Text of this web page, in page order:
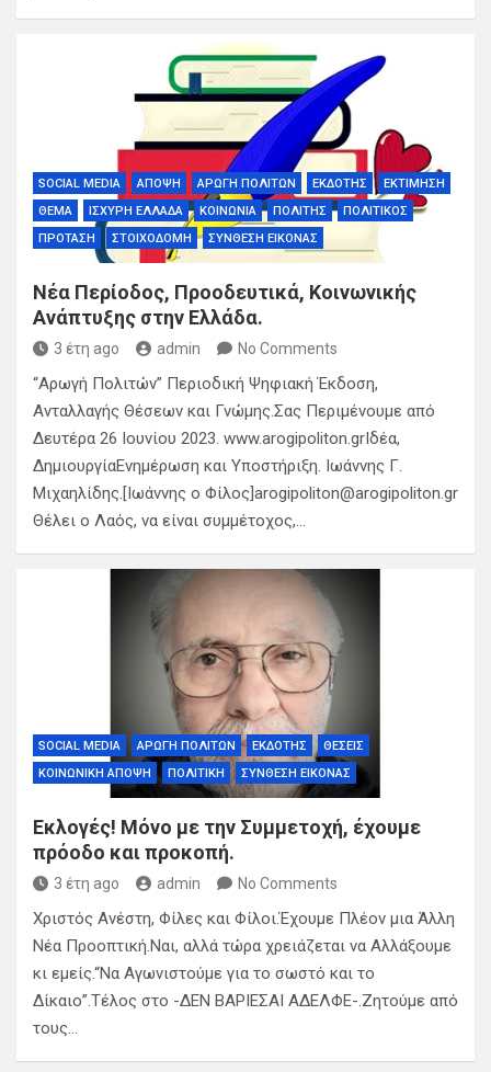
SOCIAL MEDIA ΆΠΟΨΗ ΑΡΩΓΉ ΠΟΛΙΤΏΝ ΕΚΔΌΤΗΣ
ΕΚΤΊΜΗΣΗ
ΘΈΜΑ
ΙΣΧΥΡΉ ΕΛΛΆΔΑ ΚΟΙΝΩΝΊΑ ΠΟΛΊΤΗΣ
ΠΟΛΙΤΙΚΌΣ
ΠΡΌΤΑΣΗ
ΣΤΟΙΧΟΔΟΜΉ ΣΎΝΘΕΣΗ ΕΙΚΌΝΑΣ
Νέα Περίοδος, Προοδευτικά, Κοινωνικής
Ανάπτυξης στην Ελλάδα.
3 έτη ago admin No Comments
“Αρωγή Πολιτών” Περιοδική Ψηφιακή Έκδοση,
Ανταλλαγής Θέσεων και Γνώμης.Σας Περιμένουμε από
Δευτέρα 26 Ιουνίου 2023. www.arogipoliton.grΙδέα,
ΔημιουργίαΕνημέρωση και Υποστήριξη. Ιωάννης Γ.
Μιχαηλίδης.[Ιωάννης ο Φίλος]arogipoliton@arogipoliton.gr
Θέλει ο Λαός, να είναι συμμέτοχος,…
SOCIAL MEDIA ΑΡΩΓΉ ΠΟΛΙΤΏΝ ΕΚΔΌΤΗΣ
ΘΈΣΕΙΣ
ΚΟΙΝΩΝΙΚΉ ΆΠΟΨΗ
ΠΟΛΙΤΙΚΉ ΣΎΝΘΕΣΗ ΕΙΚΌΝΑΣ
Εκλογές! Μόνο με την Συμμετοχή, έχουμε
πρόοδο και προκοπή.
3 έτη ago admin No Comments
Χριστός Ανέστη, Φίλες και Φίλοι.Έχουμε Πλέον μια Άλλη
Νέα Προοπτική.Ναι, αλλά τώρα χρειάζεται να Αλλάξουμε
κι εμείς.“Να Αγωνιστούμε για το σωστό και το
Δίκαιο”.Τέλος στο -ΔΕΝ ΒΑΡΙΕΣΑΙ ΑΔΕΛΦΕ-.Ζητούμε από
τους…